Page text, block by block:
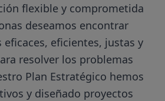
flexible y comprometida
deseamos encontrar
eficaces, eficientes, justas y
resolver los problemas
Plan Estratégico hemos
y diseñado proyectos